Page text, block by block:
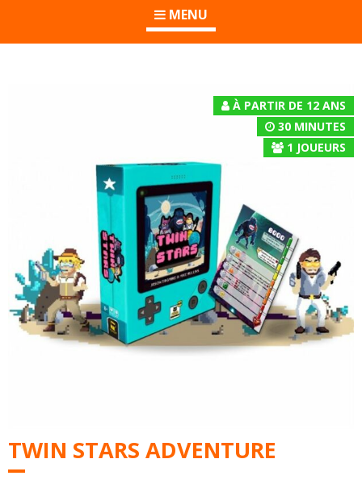
MENU
À PARTIR DE 12 ANS
30 MINUTES
1 JOUEURS
TWIN STARS ADVENTURE